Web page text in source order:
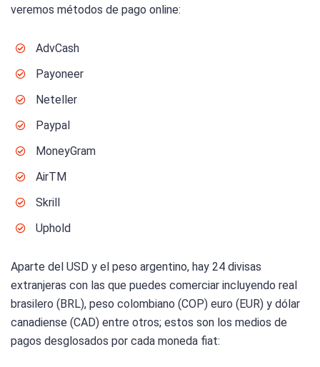
veremos métodos de pago online:
AdvCash
Payoneer
Neteller
Paypal
MoneyGram
AirTM
Skrill
Uphold
Aparte del USD y el peso argentino, hay 24 divisas
extranjeras con las que puedes comerciar incluyendo real
brasilero (BRL), peso colombiano (COP) euro (EUR) y dólar
canadiense (CAD) entre otros; estos son los medios de
pagos desglosados por cada moneda fiat: